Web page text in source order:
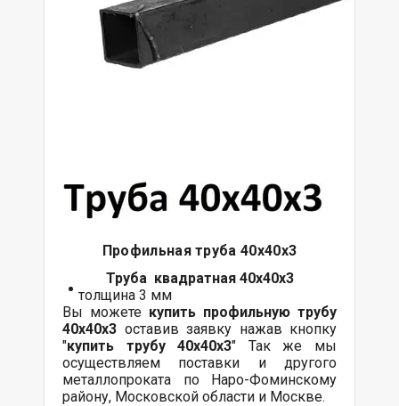
Профильная труба 40х40х3
Труба квадратная 40х40х3
толщина 3 мм
Вы можете купить профильную трубу
40х40х3 оставив заявку нажав кнопку
"купить трубу40х40х3" Так же мы
осуществляем поставки и другого
металлопроката по Наро-Фоминскому
району, Московской области и Москве.